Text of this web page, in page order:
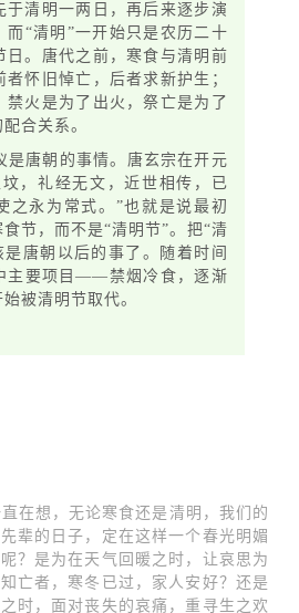
于清明一两日，再后来逐步演
而“清明”一开始只是农历二十
日。唐代之前，寒食与清明前
怀旧悼亡，后者求新护生；
火是为了出火，祭亡是为了
合关系。
是唐朝的事情。唐玄宗在开元
，礼经无文，近世相传，已
之永为常式。”也就是说最初
节，而不是“清明节”。把“清
唐朝以后的事了。随着时间
主要项目——禁烟冷食，逐渐
被清明节取代。
在想，无论寒食还是清明，我们的
辈的日子，定在这样一个春光明媚
？是为在天气回暖之时，让哀思为
亡者，寒冬已过，家人安好？还是
时，面对丧失的哀痛，重寻生之欢